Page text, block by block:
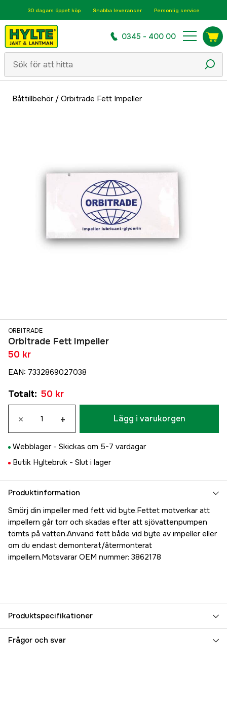
30 dagars öppet köp Snabba leveranser Personlig service
0345 - 400 00
Båttillbehör/ Orbitrade Fett Impeller
ORBITRADE
Orbitrade Fett Impeller
50 kr
EAN: 7332869027038
Totalt: 50 kr
× + Lägg i varukorgen
Webblager - Skickas om 5-7 vardagar
Butik Hyltebruk - Slut i lager
Produktinformation
Smörj din impeller med fett vid byte.Fettet motverkar att
impellern går torr och skadas efter att sjövattenpumpen
tömts på vatten.Använd fett både vid byte av impeller eller
om du endast demonterat/återmonterat
impellern.Motsvarar OEM nummer: 3862178
Produktspecifikationer
Referensnummer 5000070746
Frågor och svar